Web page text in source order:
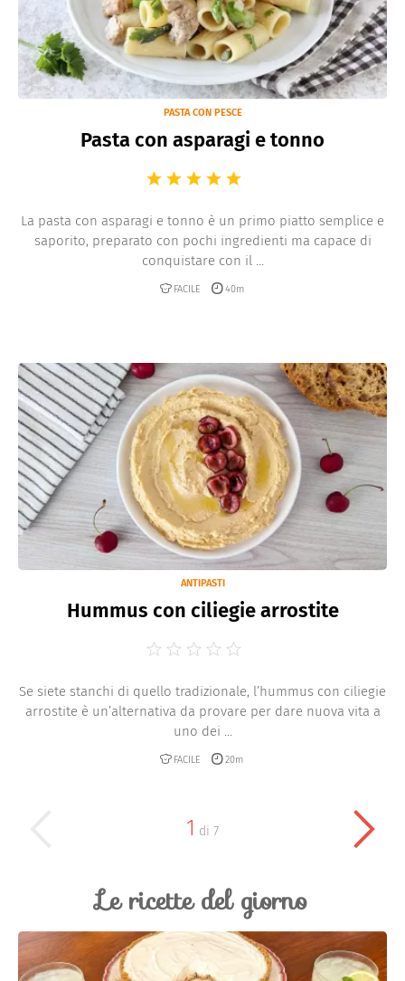
PASTA CON PESCE
Pasta con asparagi e tonno
La pasta con asparagi e tonno è un primo piatto semplice e
saporito, preparato con pochi ingredienti ma capace di
conquistare con il ...
FACILE 40m
ANTIPASTI
Hummus con ciliegie arrostite
Se siete stanchi di quello tradizionale, l’hummus con ciliegie
arrostite è un’alternativa da provare per dare nuova vita a
uno dei ...
FACILE 20m
1 di 7
Le ricette del giorno